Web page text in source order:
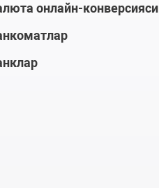
онлайн-конверсияси